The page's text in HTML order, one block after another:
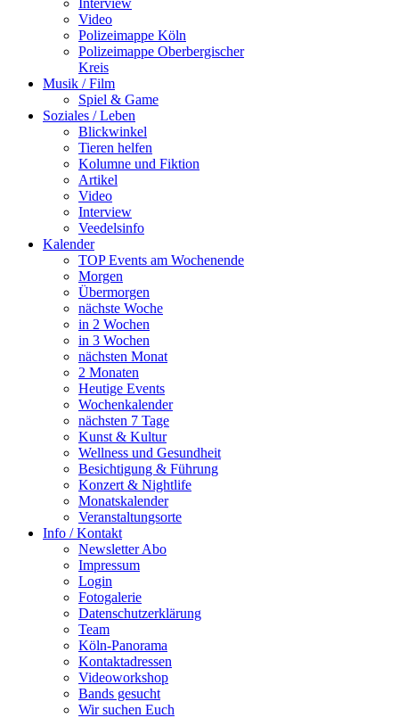
Interview
Video
Polizeimappe Köln
Polizeimappe Oberbergischer
Kreis
Musik / Film
Spiel & Game
Soziales / Leben
Blickwinkel
Tieren helfen
Kolumne und Fiktion
Artikel
Video
Interview
Veedelsinfo
Kalender
TOP Events am Wochenende
Morgen
Übermorgen
nächste Woche
in 2 Wochen
in 3 Wochen
nächsten Monat
2 Monaten
Heutige Events
Wochenkalender
nächsten 7 Tage
Kunst & Kultur
Wellness und Gesundheit
Besichtigung & Führung
Konzert & Nightlife
Monatskalender
Veranstaltungsorte
Info / Kontakt
Newsletter Abo
Impressum
Login
Fotogalerie
Datenschutzerklärung
Team
Köln-Panorama
Kontaktadressen
Videoworkshop
Bands gesucht
Wir suchen Euch